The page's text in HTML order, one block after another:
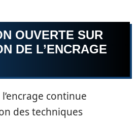
OUVERTE SUR
DE L’ENCRAGE
l’encrage continue
des techniques